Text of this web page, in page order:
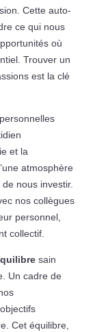
Cette auto-
ce qui nous
où
Trouver un
est la clé
et la
atmosphère
nous investir.
nos collègues
personnel,
collectif.
sain
Un cadre de
Cet équilibre,